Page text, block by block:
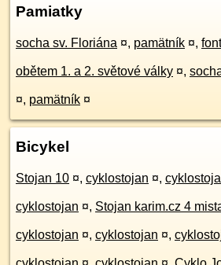
Pamiatky
socha sv. Floriána ¤, pamätník ¤,
obětem 1. a 2. světové války ¤,
¤, pamätník ¤
Bicykel
Stojan 10 ¤, cyklostojan ¤,
cyklostojan ¤, Stojan karim.cz 4
cyklostojan ¤, cyklostojan ¤,